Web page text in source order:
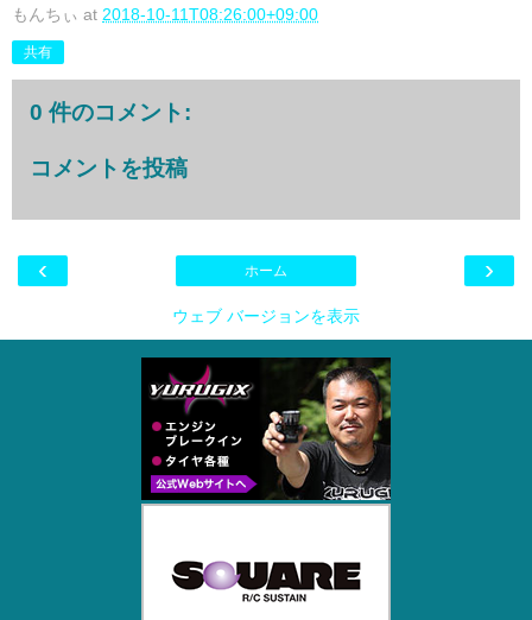
もんちぃ at 2018-10-11T08:26:00+09:00
共有
0 件のコメント:
コメントを投稿
‹ ›
ホーム
ウェブ バージョンを表示